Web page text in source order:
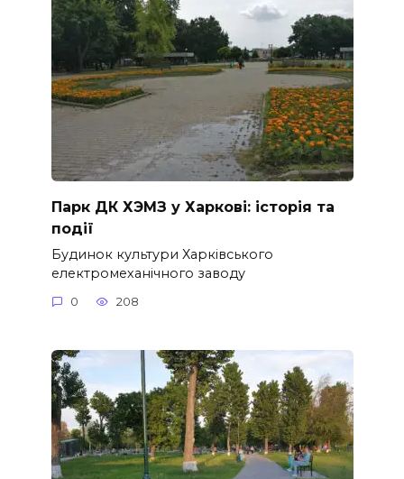
Парк ДК ХЭМЗ у Харкові: історія та
події
Будинок культури Харківського
електромеханічного заводу
0 208